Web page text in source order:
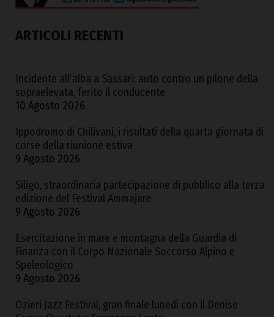
ARTICOLI RECENTI
Incidente all’alba a Sassari: auto contro un pilone della
sopraelevata, ferito il conducente
10 Agosto 2026
Ippodromo di Chilivani, i risultati della quarta giornata di
corse della riunione estiva
9 Agosto 2026
Siligo, straordinaria partecipazione di pubblico alla terza
edizione del Festival Ammajare
9 Agosto 2026
Esercitazione in mare e montagna della Guardia di
Finanza con il Corpo Nazionale Soccorso Alpino e
Speleologico
9 Agosto 2026
Ozieri Jazz Festival, gran finale lunedì con il Denise